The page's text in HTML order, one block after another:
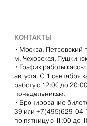
КОНТАКТЫ
• Москва, Петровский
м. Чеховская,
• График работы кассы:
августа. С 1 сентября
работу с 12:00 до
понедельникам.
• Бронирование
39 или +7(495)629-04-
по пятницу с 11:00 до